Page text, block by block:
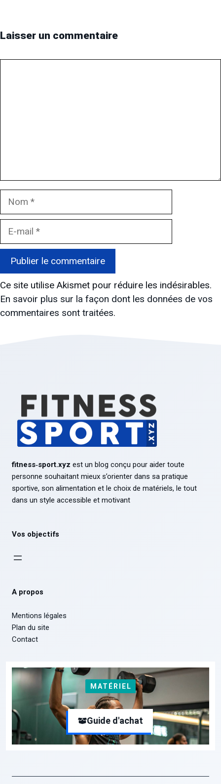
Laisser un commentaire
Nom
Ce site utilise Akismet pour réduire les indésirables.
En savoir plus sur la façon dont les données de vos
commentaires sont traitées.
fitness‑sport.xyz est un blog conçu pour aider toute
personne souhaitant mieux s’orienter dans sa pratique
sportive, son alimentation et le choix de matériels, le tout
dans un style accessible et motivant
Vos objectifs
A propos
Mentions légales
Plan du site
Contact
MATÉRIEL
Guide d'achat